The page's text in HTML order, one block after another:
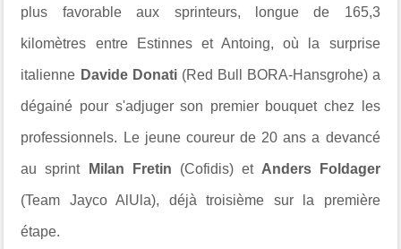
plus favorable aux sprinteurs, longue de 165,3
kilomètres entre Estinnes et Antoing, où la surprise
italienne Davide Donati(Red Bull BORA-Hansgrohe) a
dégainé pour s'adjuger son premier bouquet chez les
professionnels. Le jeune coureur de 20 ans a devancé
au sprint Milan Fretin (Cofidis) et Anders Foldager
(Team Jayco AlUla), déjà troisième sur la première
étape.